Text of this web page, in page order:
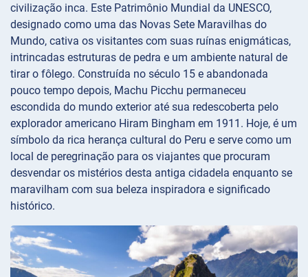
civilização inca. Este Patrimônio Mundial da UNESCO,
designado como uma das Novas Sete Maravilhas do
Mundo, cativa os visitantes com suas ruínas enigmáticas,
intrincadas estruturas de pedra e um ambiente natural de
tirar o fôlego. Construída no século 15 e abandonada
pouco tempo depois, Machu Picchu permaneceu
escondida do mundo exterior até sua redescoberta pelo
explorador americano Hiram Bingham em 1911. Hoje, é um
símbolo da rica herança cultural do Peru e serve como um
local de peregrinação para os viajantes que procuram
desvendar os mistérios desta antiga cidadela enquanto se
maravilham com sua beleza inspiradora e significado
histórico.